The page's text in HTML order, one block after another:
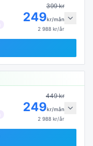
399kr
249kr/mån
2 988 kr/år
449kr
249kr/mån
2 988 kr/år